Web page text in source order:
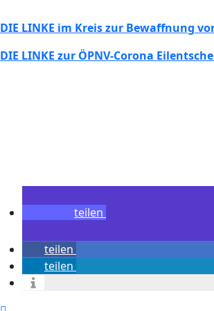
DIE LINKE im Kreis zur Bewaffnung
DIE LINKE zur ÖPNV-Corona
teilen
teilen
teilen